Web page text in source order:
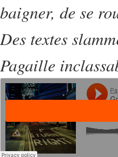
baigner, de se
Des textes
Pagaille